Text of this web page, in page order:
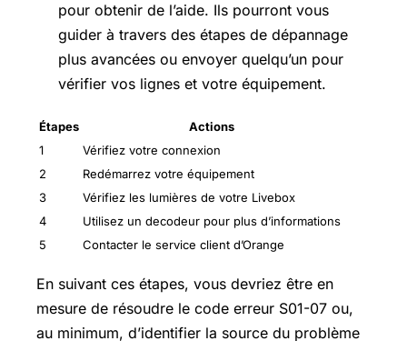
pour obtenir de l’aide. Ils pourront vous
guider à travers des étapes de dépannage
plus avancées ou envoyer quelqu’un pour
vérifier vos lignes et votre équipement.
Étapes
Actions
1
Vérifiez votre connexion
2
Redémarrez votre équipement
3
Vérifiez les lumières de votre Livebox
4
Utilisez un decodeur pour plus d’informations
5
Contacter le service client d’Orange
En suivant ces étapes, vous devriez être en
mesure de résoudre le code erreur S01-07 ou,
au minimum, d’identifier la source du problème